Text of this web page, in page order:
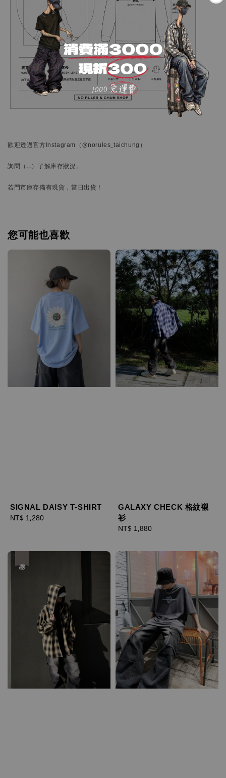
歡迎透過官方Instagram （@norules_taichung）
詢問 （…） 了解庫存狀況。
若門市庫存備有現貨，當日出貨！
您可能也喜歡
SIGNAL DAISY T-SHIRT
Regular
NT$ 1,280
GALAXY CHECK 格紋襯
衫
Regular
NT$ 1,880